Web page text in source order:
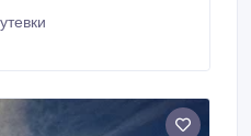
Мавзолея Арыстан-